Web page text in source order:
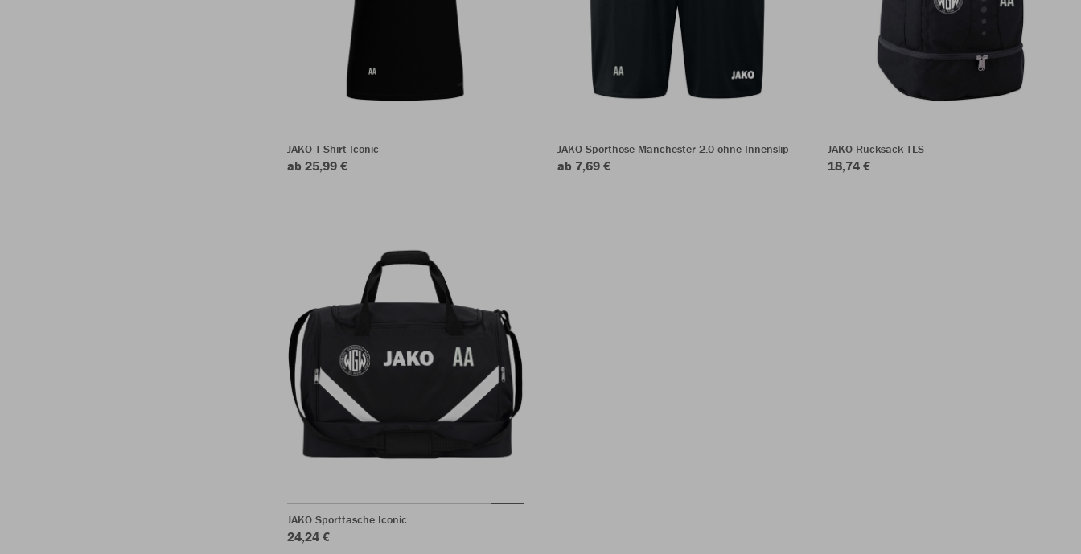
JAKO T-Shirt Iconic
ab 25,99 €
JAKO Sporthose Manchester 2.0 ohne Innenslip
ab 7,69 €
JAKO Rucksack TLS
18,74 €
JAKO Sporttasche Iconic
24,24 €